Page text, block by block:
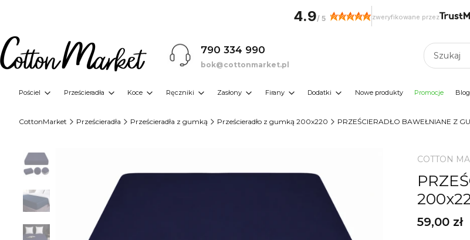
790 334 990
bok@cottonmarket.pl
Pościel Prześcieradła Koce Ręczniki Zasłony Firany Dodatki Nowe produkty Promocje Blog
CottonMarket Prześcieradła Prześcieradła z gumką Prześcieradło z gumką 200x220 PRZEŚCIERADŁO BAWEŁNIANE Z
COTTON
Cena
59,00 zł
4.9/ 5 zweryfikowane przez